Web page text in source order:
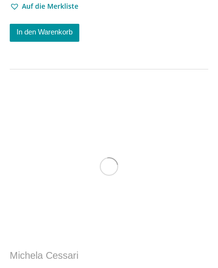
Auf die Merkliste
In den Warenkorb
Michela Cessari